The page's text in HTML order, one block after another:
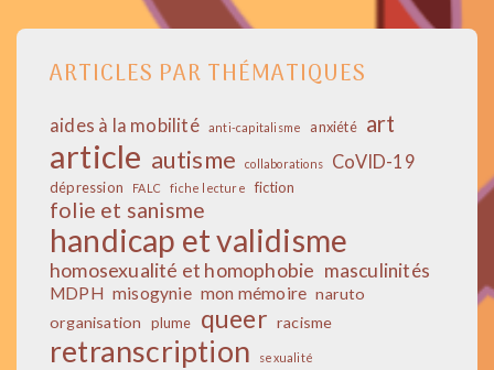
ARTICLES PAR THÉMATIQUES
aides à la mobilité anti-capitalisme anxiété art
article autisme collaborations CoVID-19
dépression FALC fiche lecture fiction
folie et sanisme
handicap et validisme
homosexualité et homophobie masculinités
MDPH misogynie mon mémoire naruto
organisation
plume queer racisme
retranscription
sexualité